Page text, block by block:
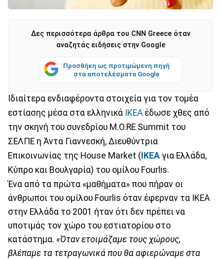
Δες περισσότερα άρθρα του CNN Greece όταν
αναζητάς ειδήσεις στην Google
Προσθήκη ως προτιμώμενη πηγή
στα αποτελέσματα Google
Ιδιαίτερα ενδιαφέροντα στοιχεία για τον τομέα
εστίασης μέσα στα ελληνικά IKEA έδωσε χθες από
την σκηνή του συνεδρίου M.O.RE Summit του
ΣΕΛΠΕ η Άντα Γιαννεσκή, Διευθύντρια
Επικοινωνίας της House Market ( IKEA για Ελλάδα,
Κύπρο και Βουλγαρία) του ομίλου Fourlis.
Ένα από τα πρώτα «μαθήματα» που πήραν οι
άνθρωποι του ομίλου Fourlis όταν έφερναν τα IKEA
στην Ελλάδα το 2001 ήταν ότι δεν πρέπει να
υποτιμάς τον χώρο του εστιατορίου στο
κατάστημα. «Όταν ετοιμάζαμε τους χώρους,
βλέπαμε τα τετραγωνικά που θα αφιερώναμε στα